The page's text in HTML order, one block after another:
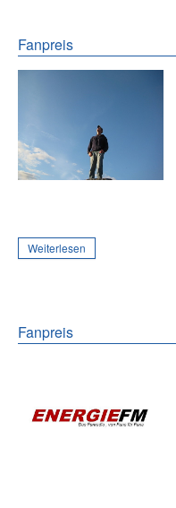
Fanpreis
Weiterlesen
Fanpreis